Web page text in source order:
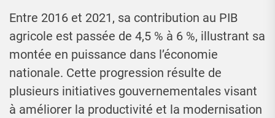
Entre 2016 et 2021, sa contribution au PIB
agricole est passée de 4,5 % à 6 %, illustrant sa
montée en puissance dans l’économie
nationale. Cette progression résulte de
plusieurs initiatives gouvernementales visant
à améliorer la productivité et la modernisation